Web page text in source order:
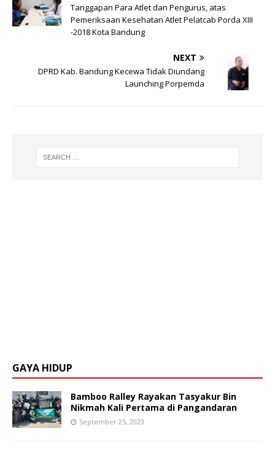
p o
k
Tanggapan Para Atlet dan Pengurus, atas
Pemeriksaan Kesehatan Atlet Pelatcab Porda XIII
-2018 Kota Bandung
NEXT
DPRD Kab. Bandung Kecewa Tidak Diundang
Launching Porpemda
GAYA HIDUP
Bamboo Ralley Rayakan Tasyakur Bin
Nikmah Kali Pertama di Pangandaran
September 25, 2023